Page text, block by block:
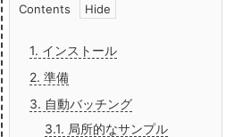
Contents
1. インストール
2. 準備
3. 自動バッチング
3.1. 局所的なサンプル